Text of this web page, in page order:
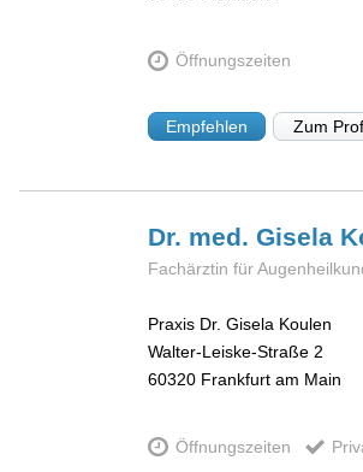
Öffnungszeiten
Empfehlen Zum
Dr. med. Gisela
Fachärztin für
Praxis Dr. Gisela Koulen
Walter-Leiske-Straße 2
60320 Frankfurt am Main
Öffnungszeiten